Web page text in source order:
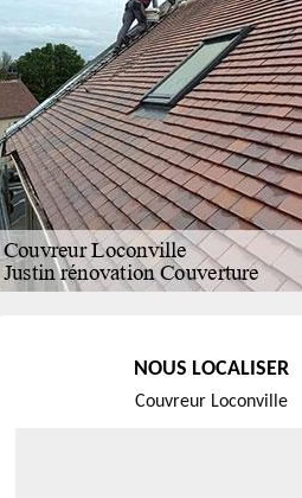
NOUS LOCALISER
Couvreur Loconville